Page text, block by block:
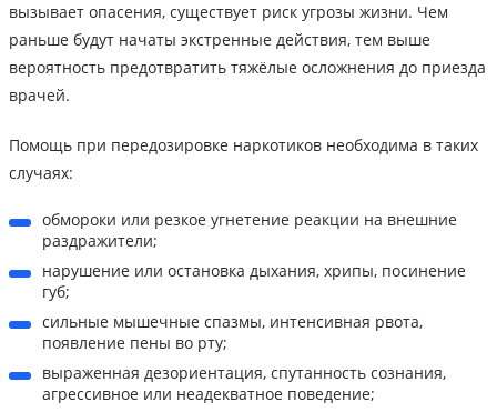
вызывает опасения, существует риск угрозы жизни. Чем
раньше будут начаты экстренные действия, тем выше
вероятность предотвратить тяжёлые осложнения до приезда
врачей.
Помощь при передозировке наркотиков необходима в таких
случаях:
обмороки или резкое угнетение реакции на внешние
раздражители;
нарушение или остановка дыхания, хрипы, посинение
губ;
сильные мышечные спазмы, интенсивная рвота,
появление пены во рту;
выраженная дезориентация, спутанность сознания,
агрессивное или неадекватное поведение;